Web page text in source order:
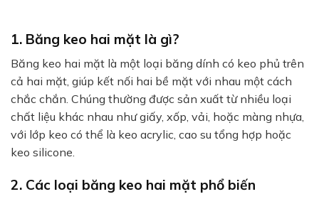
1. Băng keo hai mặt là gì?
Băng keo hai mặt là một loại băng dính có keo phủ trên
cả hai mặt, giúp kết nối hai bề mặt với nhau một cách
chắc chắn. Chúng thường được sản xuất từ nhiều loại
chất liệu khác nhau như giấy, xốp, vải, hoặc màng nhựa,
với lớp keo có thể là keo acrylic, cao su tổng hợp hoặc
keo silicone.
2. Các loại băng keo hai mặt phổ biến